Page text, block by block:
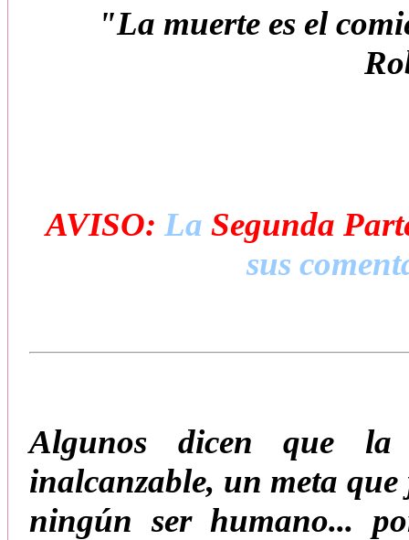
"La muerte es el
AVISO: La Segunda
sus
Algunos dicen que
inalcanzable, un meta
ningún ser humano...